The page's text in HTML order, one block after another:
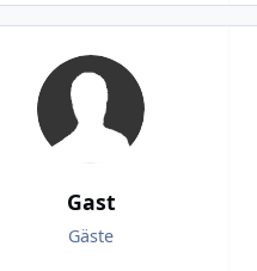
Gast
Gäste